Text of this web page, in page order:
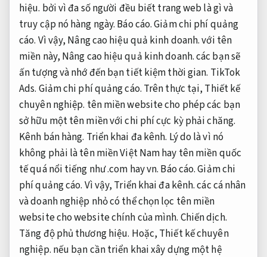
hiệu. bởi vì đa số người đều biết trang web là gì và
truy cập nó hàng ngày. Báo cáo.Giảm chi phí quảng
cáo. Vì vậy, Nâng cao hiệu quả kinh doanh.với tên
miền này, Nâng cao hiệu quả kinh doanh.các bạn sẽ
ấn tượng và nhớ đến bạn tiết kiệm thời gian. TikTok
Ads. Giảm chi phí quảng cáo. Trên thực tại, Thiết kế
chuyên nghiệp. tên miền website cho phép các bạn
sở hữu một tên miền với chi phí cực kỳ phải chăng.
Kênh bán hàng. Triển khai đa kênh. Lý do là vì nó
không phải là tên miền Việt Nam hay tên miền quốc
tế quá nổi tiếng như .com hay vn. Báo cáo.Giảm chi
phí quảng cáo. Vì vậy, Triển khai đa kênh.các cá nhân
và doanh nghiệp nhỏ có thể chọn lọc tên miền
website cho website chính của mình. Chiến dịch.
Tăng độ phủ thương hiệu. Hoặc, Thiết kế chuyên
nghiệp. nếu bạn cần triển khai xây dựng một hệ